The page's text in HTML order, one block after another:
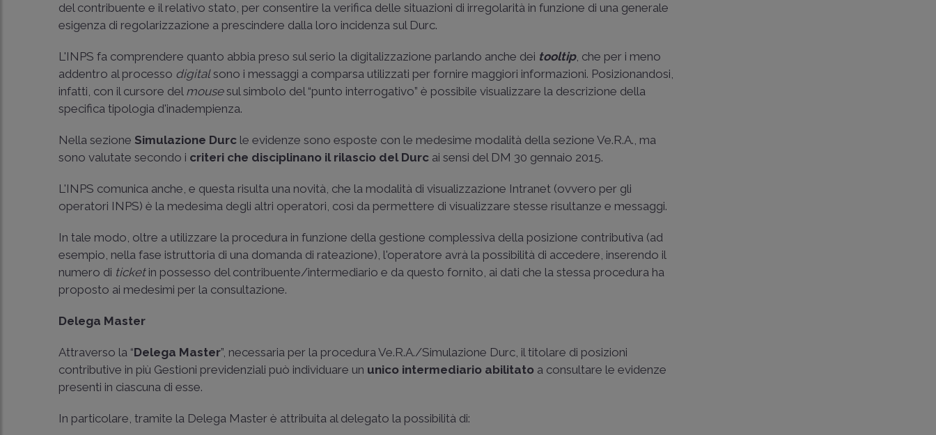
del contribuente e il relativo stato, per consentire la verifica delle situazioni di irregolarità in funzione di una generale
esigenza di regolarizzazione a prescindere dalla loro incidenza sul Durc.
L'INPS fa comprendere quanto abbia preso sul serio la digitalizzazione parlando anche dei tooltip, che per i meno
addentro al processo digitalsono i messaggi a comparsa utilizzati per fornire maggiori informazioni. Posizionandosi,
infatti, con il cursore del mousesul simbolo del “punto interrogativo” è possibile visualizzare la descrizione della
specifica tipologia d'inadempienza.
Nella sezioneSimulazione Durc le evidenze sono esposte con le medesime modalità della sezione Ve.R.A., ma
sono valutate secondo i criteri che disciplinano il rilascio del Durc ai sensi del DM 30 gennaio 2015.
L'INPS comunica anche, e questa risulta una novità, che la modalità di visualizzazione Intranet (ovvero per gli
operatori INPS) è la medesima degli altri operatori, così da permettere di visualizzare stesse risultanze e messaggi.
In tale modo, oltre a utilizzare la procedura in funzione della gestione complessiva della posizione contributiva (ad
esempio, nella fase istruttoria di una domanda di rateazione), l'operatore avrà la possibilità di accedere, inserendo il
numero di ticketin possesso del contribuente/intermediario e da questo fornito, ai dati che la stessa procedura ha
proposto ai medesimi per la consultazione.
Delega Master
Attraverso la “Delega Master”, necessaria per la procedura Ve.R.A./Simulazione Durc, il titolare di posizioni
contributive in più Gestioni previdenziali può individuare un unico intermediario abilitato a consultare le evidenze
presenti in ciascuna di esse.
In particolare, tramite la Delega Master è attribuita al delegato la possibilità di: